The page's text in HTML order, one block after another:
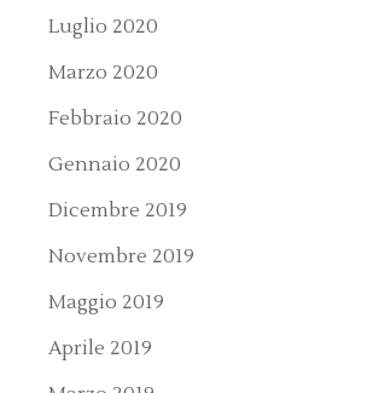
Luglio 2020
Marzo 2020
Febbraio 2020
Gennaio 2020
Dicembre 2019
Novembre 2019
Maggio 2019
Aprile 2019